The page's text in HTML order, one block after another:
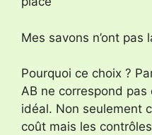
Mes savons n’ont pas
Pourquoi ce choix ?
AB ne correspond
idéal. Non seulement
coût mais les